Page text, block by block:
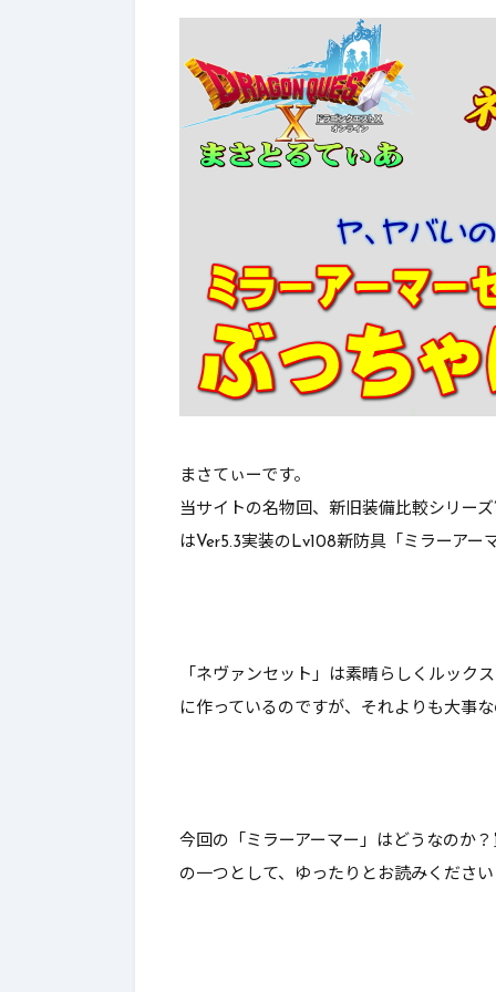
まさてぃーです。
当サイトの名物回、新旧装備比較シリー
はVer5.3実装のLv108新防具「ミラーアー
「ネヴァンセット」は素晴らしくルック
に作っているのですが、それよりも大事
今回の「ミラーアーマー」はどうなのか？
【ドラクエ10】レーザーエッ
スターライトと比較評価！な
んとあのレボルスライサー成
功率が…【DQ10】【ブーメラ
2026年7
【ド
これ